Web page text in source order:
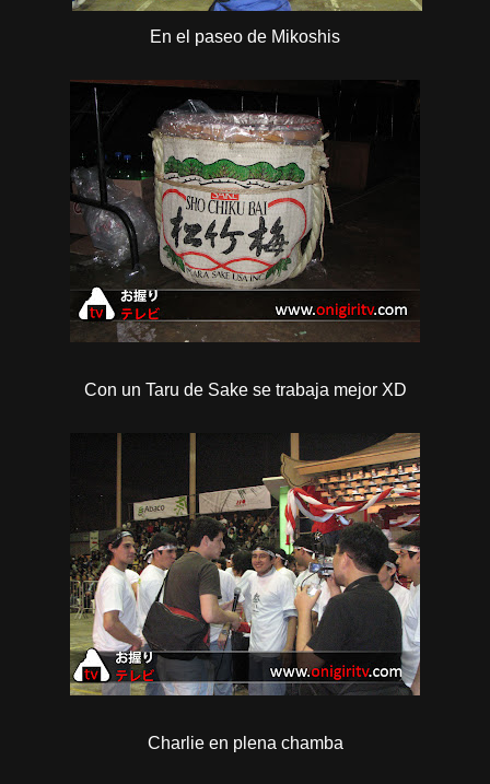
En el paseo de Mikoshis
Con un Taru de Sake se trabaja mejor XD
Charlie en plena chamba